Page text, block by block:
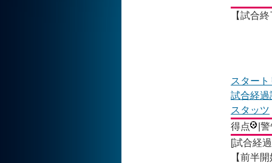
【試合
スター
試合経過
スタッツ
得点
|
[試合経
【前半